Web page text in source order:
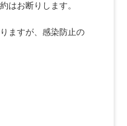
はお断りします。
ますが、感染防止の